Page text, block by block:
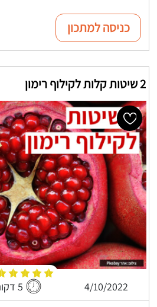
כניסה למתכון
2 שיטות קלות לקילוף רימון
4/10/2022 5 דקות